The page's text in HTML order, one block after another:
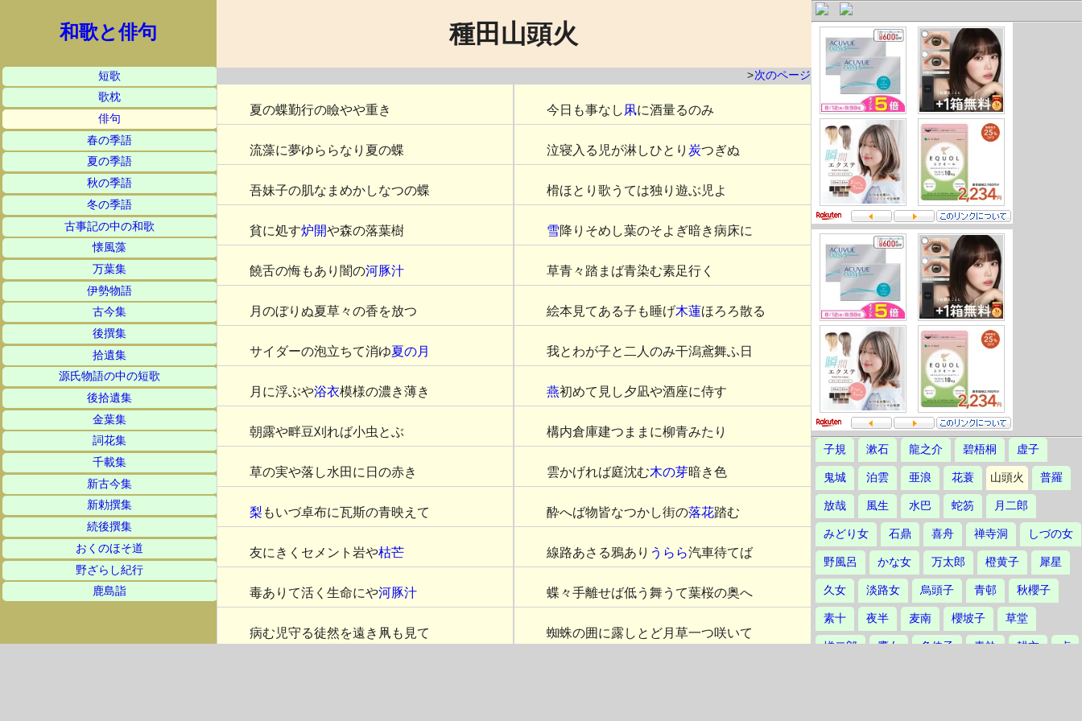
和歌と俳句
短歌
歌枕
俳句
春の季語
夏の季語
秋の季語
冬の季語
古事記の中の和歌
懐風藻
万葉集
伊勢物語
古今集
後撰集
拾遺集
源氏物語の中の短歌
後拾遺集
金葉集
詞花集
千載集
新古今集
新勅撰集
続後撰集
おくのほそ道
野ざらし紀行
鹿島詣
種田山頭火
>次のページ
夏の蝶勤行の瞼やや重き
流藻に夢ゆららなり夏の蝶
吾妹子の肌なまめかしなつの蝶
貧に処す炉開や森の落葉樹
饒舌の悔もあり闇の河豚汁
月のぼりぬ夏草々の香を放つ
サイダーの泡立ちて消ゆ夏の月
月に浮ぶや浴衣模様の濃き薄き
朝露や畔豆刈れば小虫とぶ
草の実や落し水田に日の赤き
梨 もいづ卓布に瓦斯の青映えて
友にきくセメント岩や枯芒
毒ありて活く生命にや河豚汁
病む児守る徒然を遠き凧も見て
今日も事なし 凩に酒量るのみ
泣寝入る児が淋しひとり 炭つぎぬ
榾ほとり歌うては独り遊ぶ児よ
雪降りそめし葉のそよぎ暗き病床に
草青々踏まば青染む素足行く
絵本見てある子も睡げ木蓮ほろろ散る
我とわが子と二人のみ干潟鳶舞ふ日
燕初めて見し夕凪や酒座に侍す
構内倉庫建つままに柳青みたり
雲かげれば庭沈む木の芽暗き色
酔へば物皆なつかし街の落花踏む
線路あさる鴉あり うらら汽車待てば
蝶々手離せば低う舞うて葉桜の奥へ
蜘蛛の囲に露しとど月草一つ咲いて
子規 漱石 龍之介 碧梧桐 虚子
鬼城 泊雲 亜浪 花蓑 山頭火 普羅
放哉 風生 水巴 蛇笏 月二郎
みどり女 石鼎 喜舟 禅寺洞 しづの女
野風呂 かな女 万太郎 橙黄子 犀星
久女 淡路女 烏頭子 青邨 秋櫻子
素十 夜半 麦南 櫻坡子 草堂
悌二郎 鷹女 多佳子 青畝 耕衣 貞